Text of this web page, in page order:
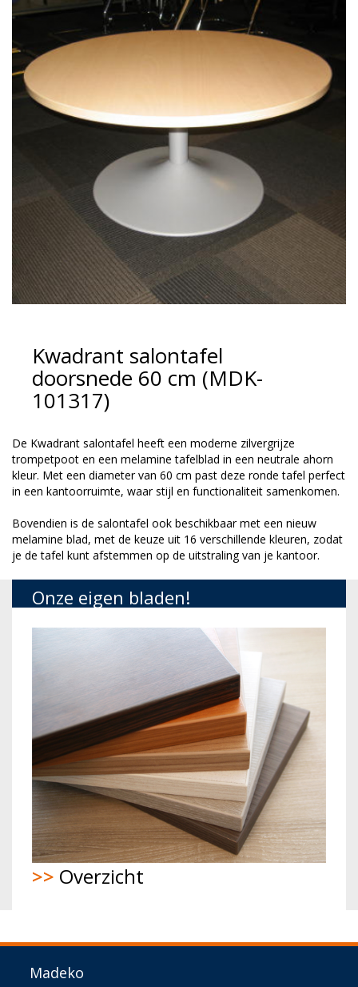
Kwadrant salontafel
doorsnede 60 cm (MDK-
101317)
De Kwadrant salontafel heeft een moderne zilvergrijze
trompetpoot en een melamine tafelblad in een neutrale ahorn
kleur. Met een diameter van 60 cm past deze ronde tafel perfect
in een kantoorruimte, waar stijl en functionaliteit samenkomen.
Bovendien is de salontafel ook beschikbaar met een nieuw
melamine blad, met de keuze uit 16 verschillende kleuren, zodat
je de tafel kunt afstemmen op de uitstraling van je kantoor.
Onze eigen bladen!
>> Overzicht
Madeko